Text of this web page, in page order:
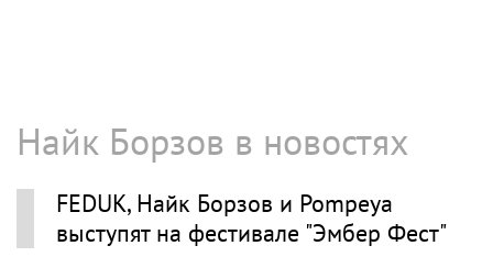
Найк Борзов в новостях
FEDUK, Найк Борзов и Pompeya
выступят на фестивале "Эмбер Фест"